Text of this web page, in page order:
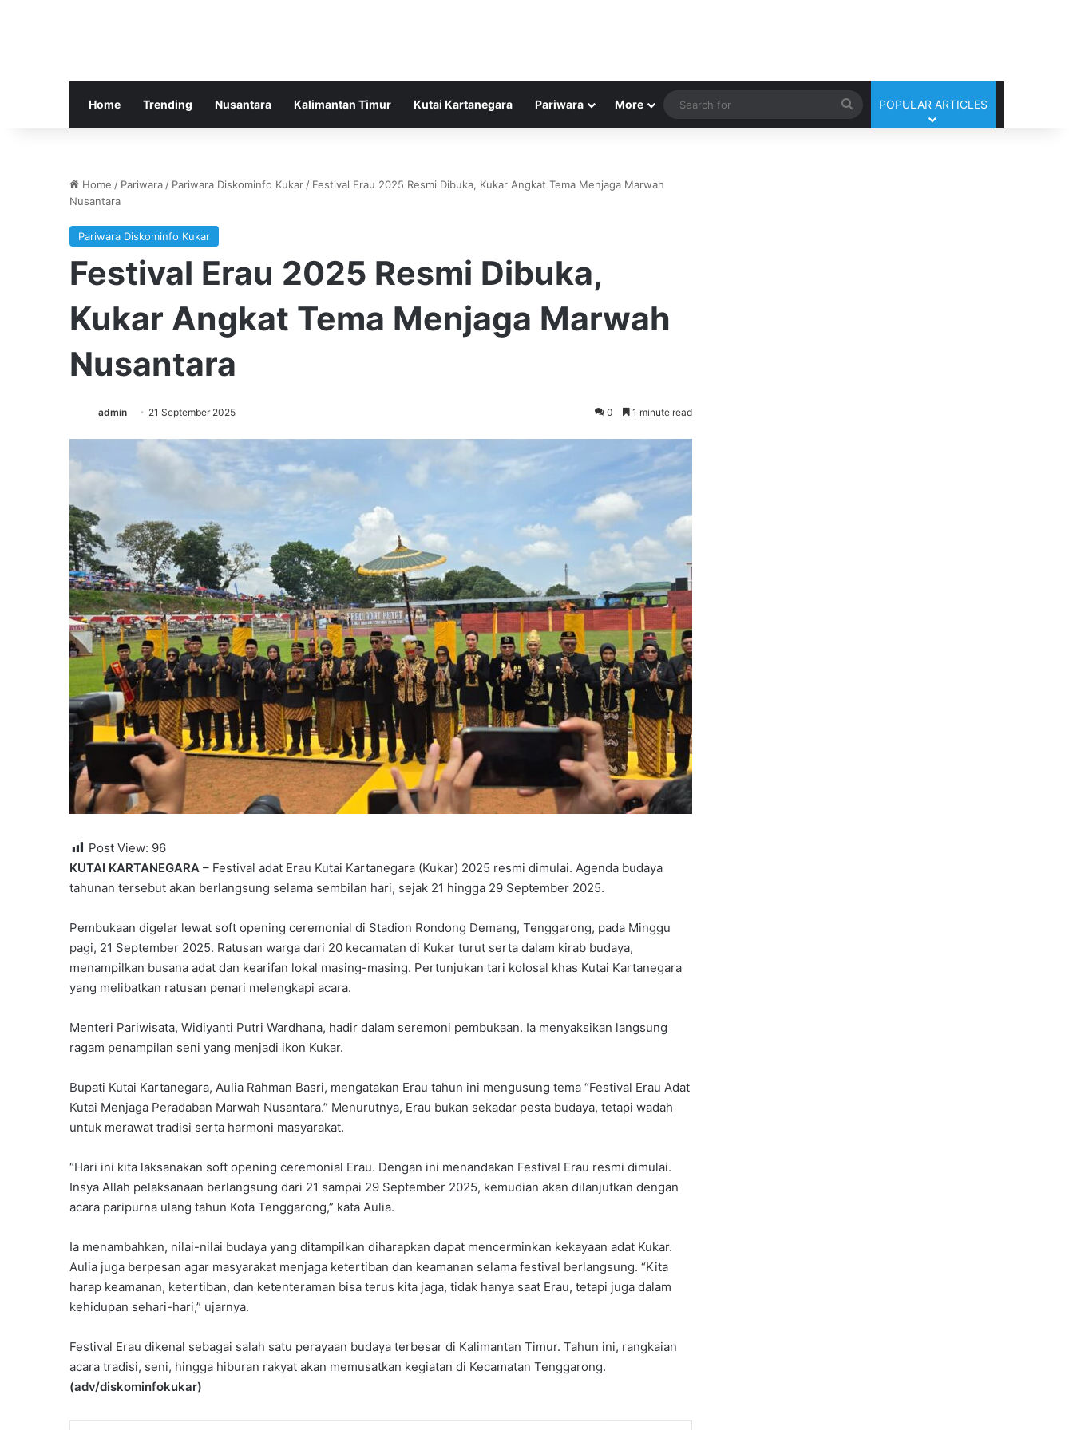
Home Trending Nusantara Kalimantan Timur Kutai Kartanegara Pariwara More
Search
for
POPULAR ARTICLES
Home / Pariwara / Pariwara Diskominfo Kukar / Festival Erau 2025 Resmi Dibuka, Kukar Angkat Tema Menjaga Marwah
Nusantara
Pariwara Diskominfo Kukar
Festival Erau 2025 Resmi Dibuka,
Kukar Angkat Tema Menjaga Marwah
Nusantara
admin 21 September 2025 0 1 minute read
Post View: 96
KUTAI KARTANEGARA – Festival adat Erau Kutai Kartanegara (Kukar) 2025 resmi dimulai. Agenda budaya
tahunan tersebut akan berlangsung selama sembilan hari, sejak 21 hingga 29 September 2025.
Pembukaan digelar lewat soft opening ceremonial di Stadion Rondong Demang, Tenggarong, pada Minggu
pagi, 21 September 2025. Ratusan warga dari 20 kecamatan di Kukar turut serta dalam kirab budaya,
menampilkan busana adat dan kearifan lokal masing-masing. Pertunjukan tari kolosal khas Kutai Kartanegara
yang melibatkan ratusan penari melengkapi acara.
Menteri Pariwisata, Widiyanti Putri Wardhana, hadir dalam seremoni pembukaan. Ia menyaksikan langsung
ragam penampilan seni yang menjadi ikon Kukar.
Bupati Kutai Kartanegara, Aulia Rahman Basri, mengatakan Erau tahun ini mengusung tema “Festival Erau Adat
Kutai Menjaga Peradaban Marwah Nusantara.” Menurutnya, Erau bukan sekadar pesta budaya, tetapi wadah
untuk merawat tradisi serta harmoni masyarakat.
“Hari ini kita laksanakan soft opening ceremonial Erau. Dengan ini menandakan Festival Erau resmi dimulai.
Insya Allah pelaksanaan berlangsung dari 21 sampai 29 September 2025, kemudian akan dilanjutkan dengan
acara paripurna ulang tahun Kota Tenggarong,” kata Aulia.
Ia menambahkan, nilai-nilai budaya yang ditampilkan diharapkan dapat mencerminkan kekayaan adat Kukar.
Aulia juga berpesan agar masyarakat menjaga ketertiban dan keamanan selama festival berlangsung. “Kita
harap keamanan, ketertiban, dan ketenteraman bisa terus kita jaga, tidak hanya saat Erau, tetapi juga dalam
kehidupan sehari-hari,” ujarnya.
Festival Erau dikenal sebagai salah satu perayaan budaya terbesar di Kalimantan Timur. Tahun ini, rangkaian
acara tradisi, seni, hingga hiburan rakyat akan memusatkan kegiatan di Kecamatan Tenggarong.
(adv/diskominfokukar)